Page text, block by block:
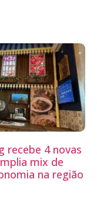
recebe 4 novas
mix de
na região